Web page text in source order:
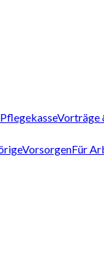
Vorträge
VorsorgenFür